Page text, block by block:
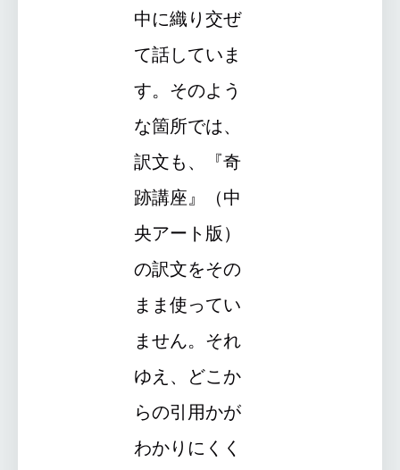
中に織り交ぜ
て話していま
す。そのよう
な箇所では、
訳文も、『奇
跡講座』（中
央アート版）
の訳文をその
まま使ってい
ません。それ
ゆえ、どこか
らの引用かが
わかりにくく